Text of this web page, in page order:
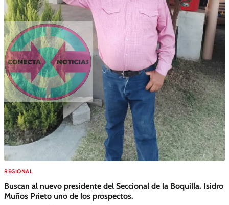
REGIONAL
Buscan al nuevo presidente del Seccional de la Boquilla. Isidro
Muños Prieto uno de los prospectos.